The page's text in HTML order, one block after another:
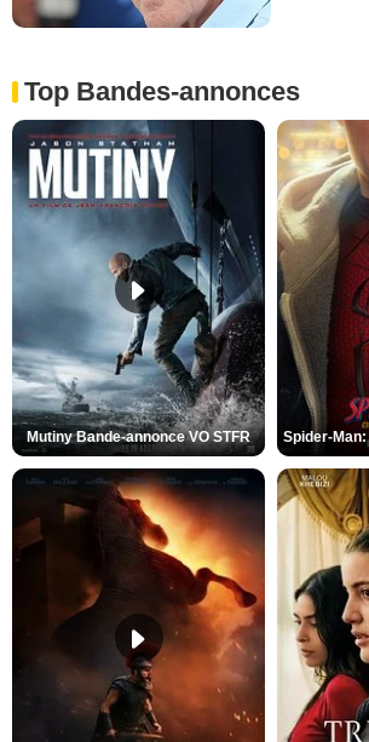
Top Bandes-annonces
Mutiny Bande-annonce VO STFR